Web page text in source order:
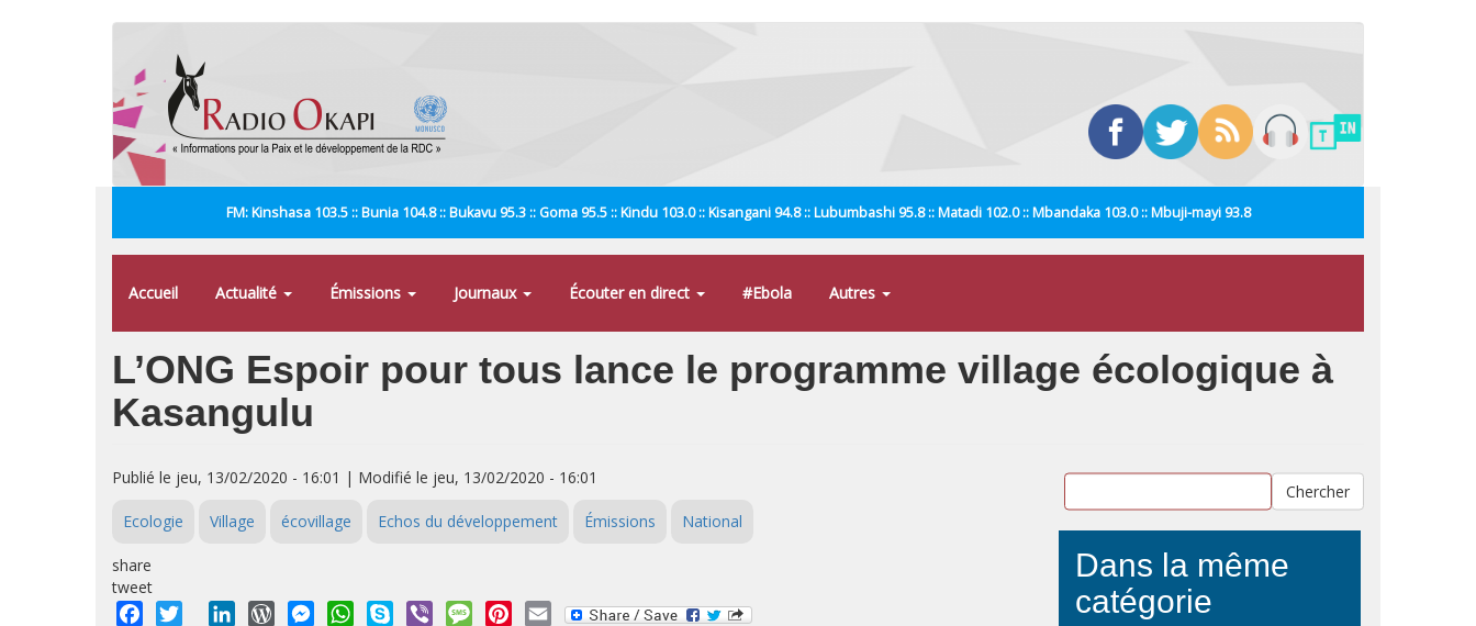
FM: Kinshasa 103.5 :: Bunia 104.8 :: Bukavu 95.3 :: Goma 95.5 :: Kindu 103.0 :: Kisangani 94.8 :: Lubumbashi 95.8 :: Matadi 102.0 :: Mbandaka 103.0 :: Mbuji-mayi 93.8
Accueil Actualité Émissions Journaux Écouter en direct #Ebola Autres
L’ONG Espoir pour tous lance le programme village écologique à
Kasangulu
Publié le jeu, 13/02/2020 - 16:01 | Modifié le jeu, 13/02/2020 - 16:01
Ecologie Village écovillage Echos du développement Émissions National
share
tweet
Facebook
Twitter LinkedInWordPressMessengerWhatsApp
Skype Viber MessagePinterest
Email
Chercher
Dans la même
catégorie